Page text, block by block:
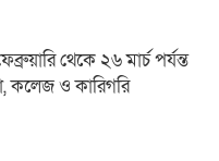
থেকে ২৬ মার্চ পর্যন্ত
কলেজ ও কারিগরি